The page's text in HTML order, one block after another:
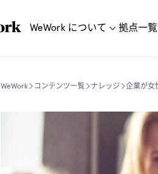
WeWork について 拠点一覧
WeWork コンテンツ一覧 ナレッジ